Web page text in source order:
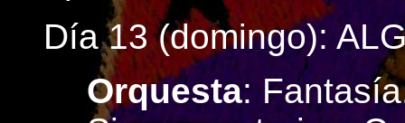
Día 13 (domingo):
Orquesta: